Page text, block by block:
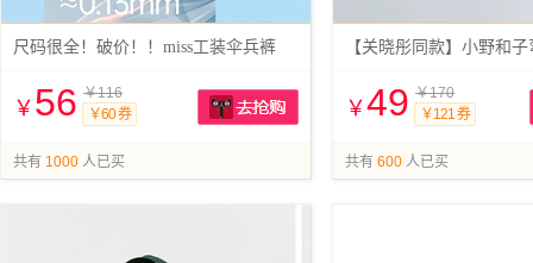
尺码很全！破价！！miss工装伞兵裤
￥ 56 ￥116
￥60 券
共有 1000 人已买
【关晓彤同款】小野和
￥49 ￥170
￥121 券
共有 600 人已买